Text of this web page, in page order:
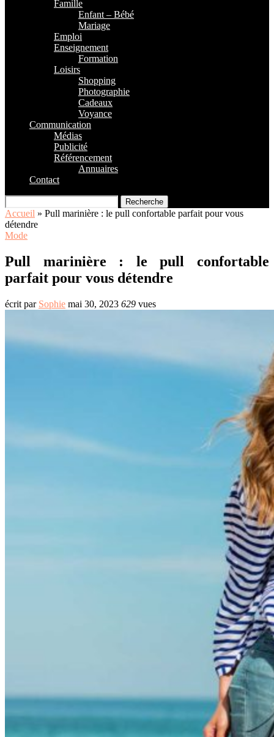
Famille
Enfant – Bébé
Mariage
Emploi
Enseignement
Formation
Loisirs
Shopping
Photographie
Cadeaux
Voyance
Communication
Médias
Publicité
Référencement
Annuaires
Contact
Recherche
Accueil » Pull marinière : le pull confortable parfait pour vous
détendre
Mode
Pull marinière : le pull confortable
parfait pour vous détendre
écrit par Sophie mai 30, 2023 629 vues